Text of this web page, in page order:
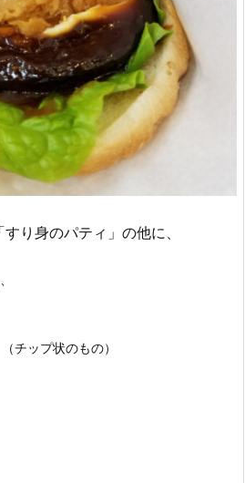
り身のパティ」の他に、
チップ状のもの）